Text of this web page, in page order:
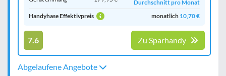
Durchschnitt pro Monat
Handyhase Effektivpreis
monatlich 10,70 €
7.6 Zu Sparhandy
Abgelaufene Angebote